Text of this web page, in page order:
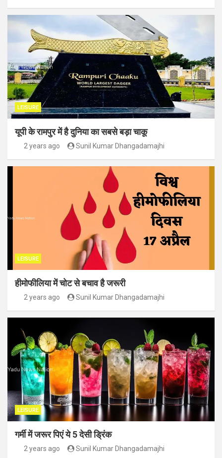
LEISURE
यूपी के रामपुर में है दुनिया का सबसे बड़ा चाकू
2 years ago Sunil Kumar Dhangadamajhi
LEISURE
हीमोफीलिया में चोट से बचाव है जरूरी
2 years ago Sunil Kumar Dhangadamajhi
LEISURE
गर्मी में जरूर पिएं ये 5 देसी ड्रिंक
2 years ago Sunil Kumar Dhangadamajhi